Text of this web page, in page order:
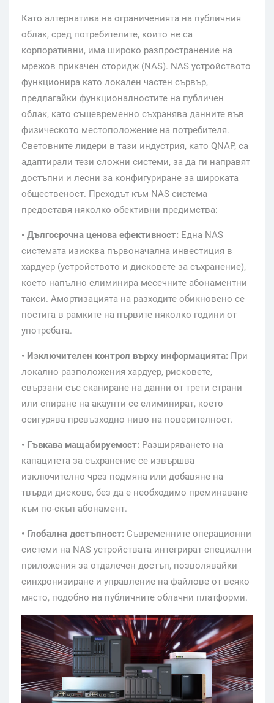
Като алтернатива на ограниченията на публичния
облак, сред потребителите, които не са
корпоративни, има широко разпространение на
мрежов прикачен сторидж (NAS). NAS устройството
функционира като локален частен сървър,
предлагайки функционалностите на публичен
облак, като същевременно съхранява данните във
физическото местоположение на потребителя.
Световните лидери в тази индустрия, като QNAP, са
адаптирали тези сложни системи, за да ги направят
достъпни и лесни за конфигуриране за широката
общественост. Преходът към NAS система
предоставя няколко обективни предимства:
• Дългосрочна ценова ефективност: Една NAS
системата изисква първоначална инвестиция в
хардуер (устройството и дисковете за съхранение),
което напълно елиминира месечните абонаментни
такси. Амортизацията на разходите обикновено се
постига в рамките на първите няколко години от
употребата.
• Изключителен контрол върху информацията: При
локално разположения хардуер, рисковете,
свързани със сканиране на данни от трети страни
или спиране на акаунти се елиминират, което
осигурява превъзходно ниво на поверителност.
• Гъвкава мащабируемост: Разширяването на
капацитета за съхранение се извършва
изключително чрез подмяна или добавяне на
твърди дискове, без да е необходимо преминаване
към по-скъп абонамент.
• Глобална достъпност: Съвременните операционни
системи на NAS устройствата интегрират специални
приложения за отдалечен достъп, позволявайки
синхронизиране и управление на файлове от всяко
място, подобно на публичните облачни платформи.